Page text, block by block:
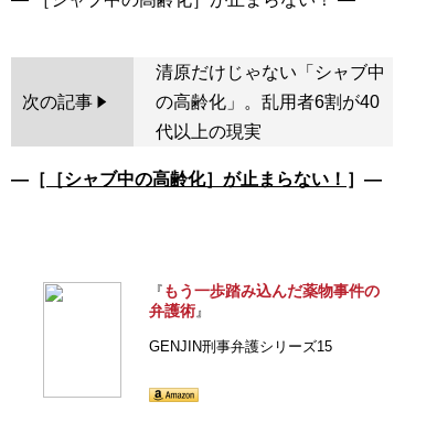
次の記事
清原だけじゃない「シャブ中
の高齢化」。乱用者6割が40
代以上の現実
―［ ［シャブ中の高齢化］が止まらない！ ］―
『 もう一歩踏み込んだ薬物事件の
弁護術』
GENJIN刑事弁護シリーズ15